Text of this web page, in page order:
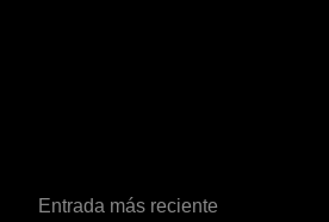
Entrada más reciente